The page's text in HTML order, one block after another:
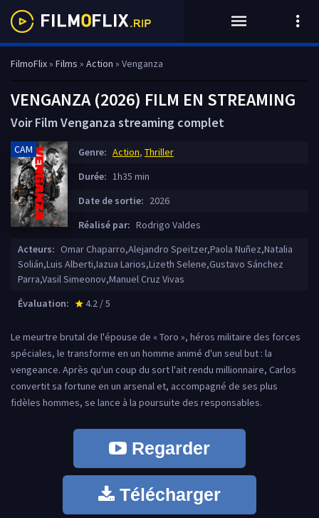
FilmoFlix» Films » Action » Venganza
VENGANZA (2026) FILM EN STREAMING
Voir Film Venganza streaming complet
CAM Genre: Action, Thriller
Durée: 1h35 min
Date de sortie: 2026
Réalisé par: Rodrigo Valdes
Acteurs: Omar Chaparro,Alejandro Speitzer,Paola Nuñez,Natalia
Solián,Luis Alberti,Iazua Larios,Lizeth Selene,Gustavo Sánchez
Parra,Vasil Simeonov,Manuel Cruz Vivas
Évaluation:
star_rate
4.2 / 5
Le meurtre brutal de l'épouse de « Toro », héros militaire des forces
spéciales, le transforme en un homme animé d'un seul but : la
vengeance. Après qu'un coup du sort l'ait rendu millionnaire, Carlos
convertit sa fortune en un arsenal et, accompagné de ses plus
fidèles hommes, se lance à la poursuite des responsables.
Regarder
Télécharger